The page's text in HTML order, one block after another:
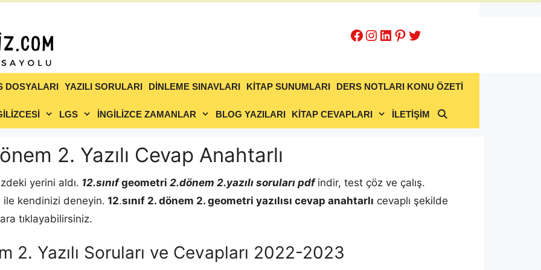
Facebook
Instagram
LinkedIn
Pinterest
Twitter
DOSYALARI YAZILI SORULARI DİNLEME SINAVLARI KİTAP SUNUMLARI DERS NOTLARI KONU ÖZETİ
LGS İNGİLİZCE ZAMANLAR BLOG YAZILARI KİTAP CEVAPLARI İLETİŞİM
2. Yazılı Cevap Anahtarlı
yerini aldı. 12.sınıfgeometri 2.dönem 2.yazılı soruları pdf indir, test çöz ve çalış.
ile kendinizi deneyin. 12.sınıf 2. dönem 2. geometri yazılısı cevap anahtarlı cevaplı şekilde
tıklayabilirsiniz.
2. Yazılı Soruları ve Cevapları 2022-2023